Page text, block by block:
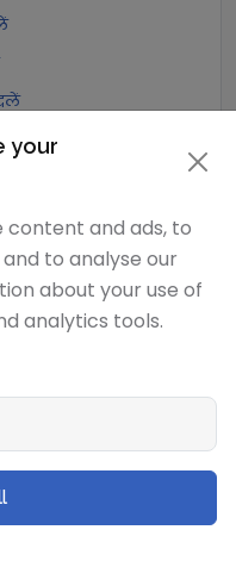
your
content and ads, to
to analyse our
about your use of
analytics tools.